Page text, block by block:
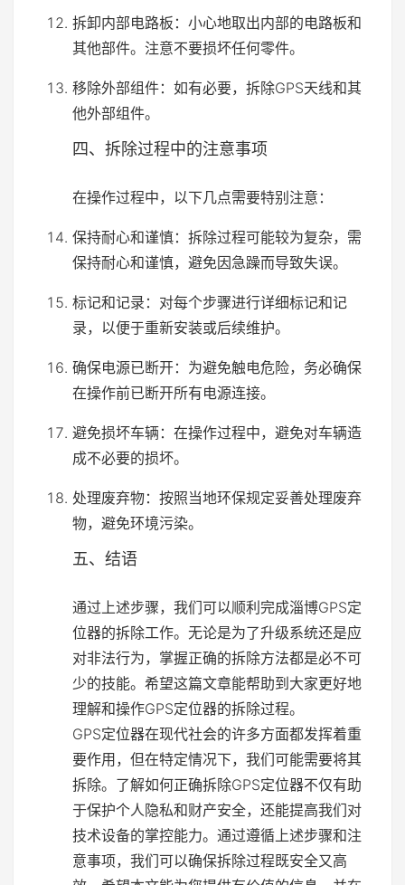
拆卸内部电路板：小心地取出内部的电路板和
其他部件。注意不要损坏任何零件。
移除外部组件：如有必要，拆除GPS天线和其
他外部组件。
四、拆除过程中的注意事项
在操作过程中，以下几点需要特别注意：
保持耐心和谨慎：拆除过程可能较为复杂，需
保持耐心和谨慎，避免因急躁而导致失误。
标记和记录：对每个步骤进行详细标记和记
录，以便于重新安装或后续维护。
确保电源已断开：为避免触电危险，务必确保
在操作前已断开所有电源连接。
避免损坏车辆：在操作过程中，避免对车辆造
成不必要的损坏。
处理废弃物：按照当地环保规定妥善处理废弃
物，避免环境污染。
五、结语
通过上述步骤，我们可以顺利完成淄博GPS定
位器的拆除工作。无论是为了升级系统还是应
对非法行为，掌握正确的拆除方法都是必不可
少的技能。希望这篇文章能帮助到大家更好地
理解和操作GPS定位器的拆除过程。
GPS定位器在现代社会的许多方面都发挥着重
要作用，但在特定情况下，我们可能需要将其
拆除。了解如何正确拆除GPS定位器不仅有助
于保护个人隐私和财产安全，还能提高我们对
技术设备的掌控能力。通过遵循上述步骤和注
意事项，我们可以确保拆除过程既安全又高